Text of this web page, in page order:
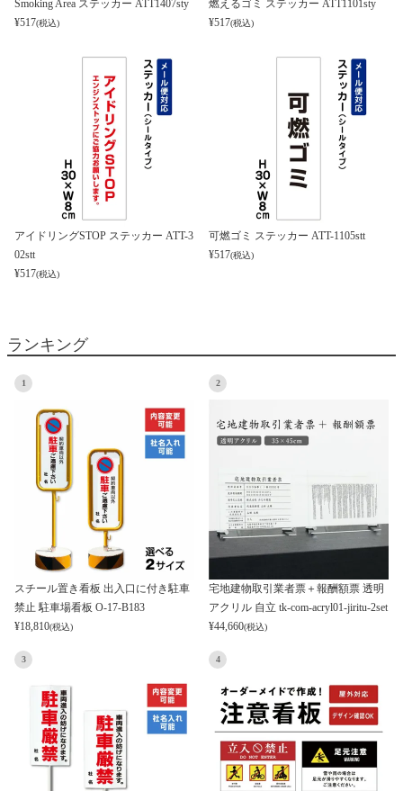
Smoking Area ステッカー ATT1407sty
¥517(税込)
燃えるゴミ ステッカー ATT1101sty
¥517(税込)
アイドリングSTOP ステッカー ATT-3
02stt
¥517(税込)
可燃ゴミ ステッカー ATT-1105stt
¥517(税込)
ランキング
1
スチール置き看板 出入口に付き駐車
禁止 駐車場看板 O-17-B183
¥18,810(税込)
2
宅地建物取引業者票＋報酬額票 透明
アクリル 自立 tk-com-acryl01-jiritu-2set
¥44,660(税込)
3 4